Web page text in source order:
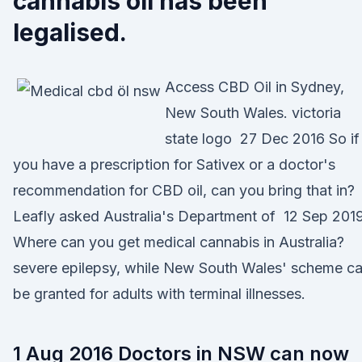
legalised.
Access CBD Oil in Sydney,
New South Wales. victoria
state logo 27 Dec 2016 So if
you have a prescription for Sativex or a doctor's
recommendation for CBD oil, can you bring that in?
Leafly asked Australia's Department of 12 Sep
Where can you get medical cannabis in Australia?
severe epilepsy, while New South Wales' scheme
be granted for adults with terminal illnesses.
1 Aug 2016 Doctors in NSW can now